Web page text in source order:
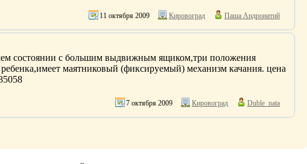
11 октября 2009 Кировоград Паша Андронатий
состоянии с большим выдвижным ящиком,три положения
маятниковый (фиксируемый) механизм качания. цена
7 октября 2009 Кировоград Duble_nata